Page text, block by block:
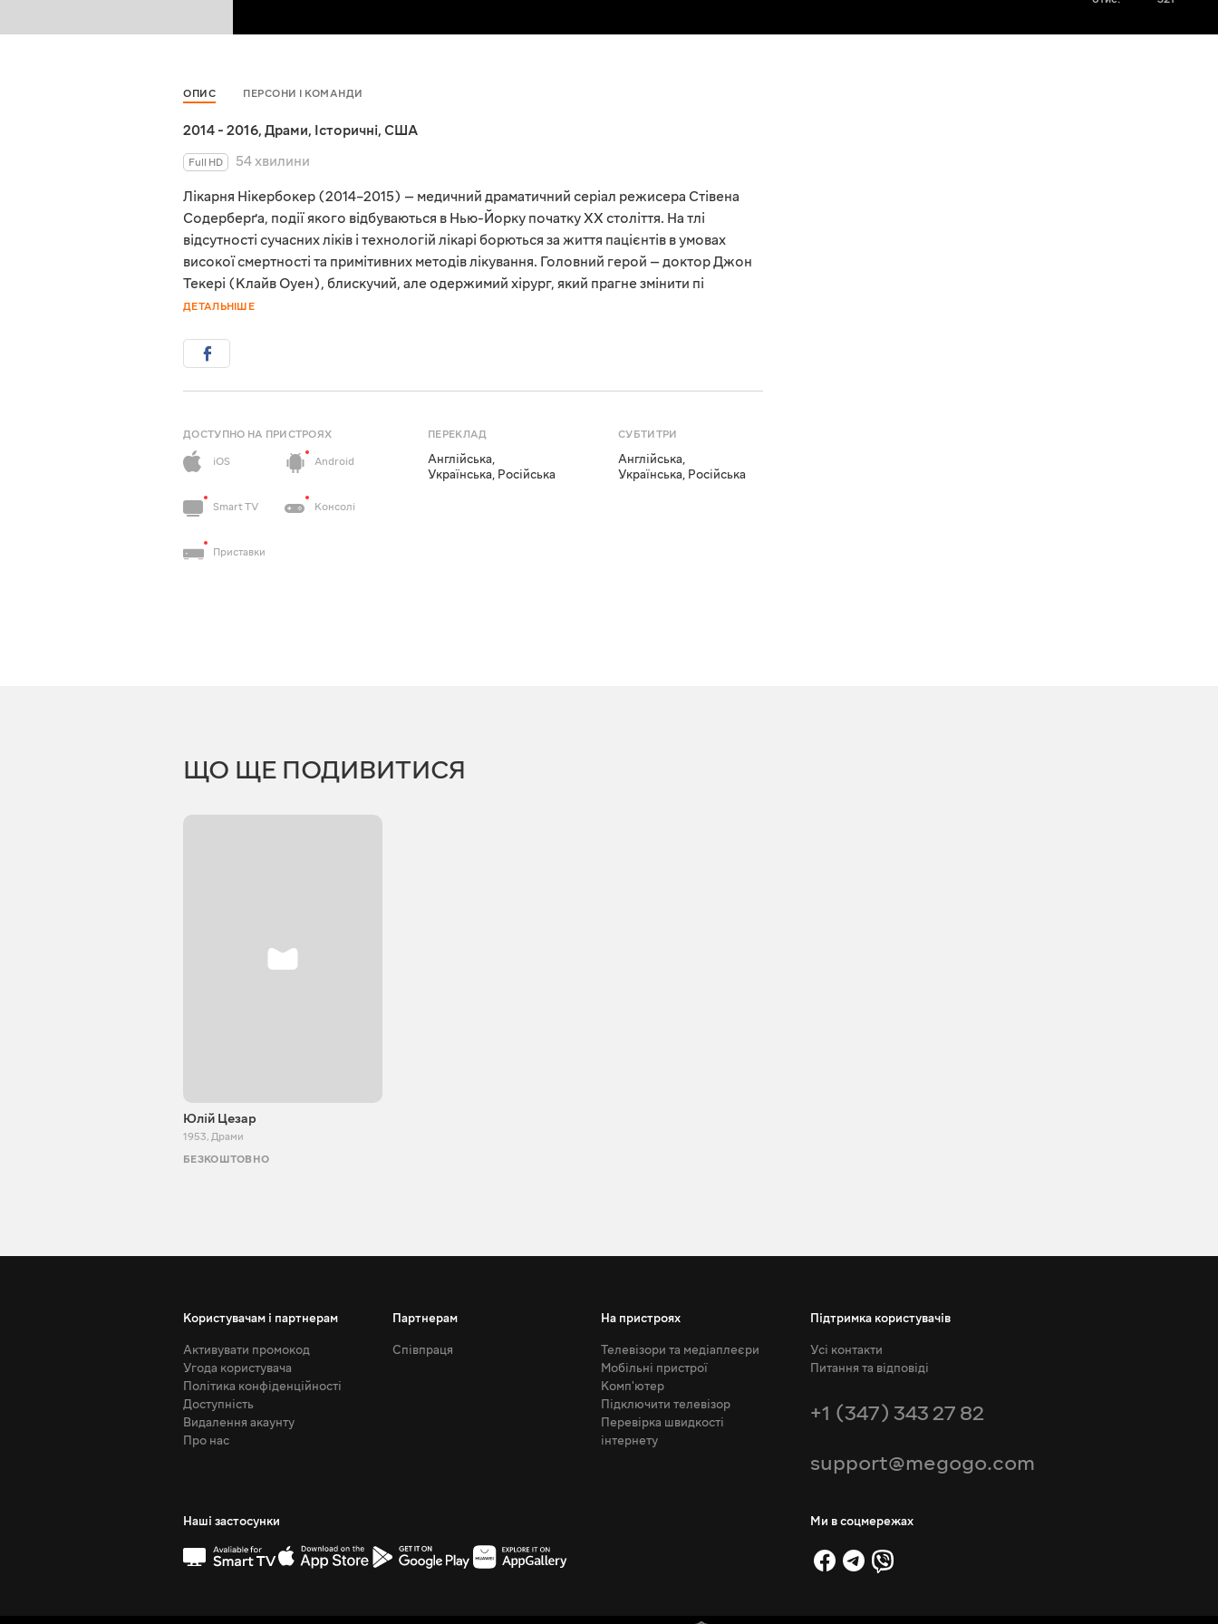
ОПИС ПЕРСОНИ І КОМАНДИ
2014 - 2016, Драми, Історичні, США
Full HD
54 хвилини
Лікарня Нікербокер (2014–2015) — медичний драматичний серіал режисера Стівена
Содерберґа, події якого відбуваються в Нью-Йорку початку XX століття. На тлі
відсутності сучасних ліків і технологій лікарі борються за життя пацієнтів в умовах
високої смертності та примітивних методів лікування. Головний герой — доктор Джон
Текері (Клайв Оуен), блискучий, але одержимий хірург, який прагне змінити пі
ДЕТАЛЬНІШЕ
ДОСТУПНО НА ПРИСТРОЯХ
iOS
Android
Smart TV Консолі
Приставки
ПЕРЕКЛАД
Англійська,
Українська, Російська
СУБТИТРИ
Англійська,
Українська, Російська
ЩО ЩЕ ПОДИВИТИСЯ
Юлій Цезар
1953, Драми
БЕЗКОШТОВНО
Користувачам і партнерам
Активувати промокод
Угода користувача
Політика конфіденційності
Доступність
Видалення акаунту
Про нас
Партнерам
Співпраця
На пристроях
Телевізори та медіаплеєри
Мобільні пристрої
Комп'ютер
Підключити телевізор
Перевірка швидкості
інтернету
Підтримка користувачів
Усі контакти
Питання та відповіді
+1 (347) 343 27 82
support@megogo.com
Наші застосунки Ми в соцмережах